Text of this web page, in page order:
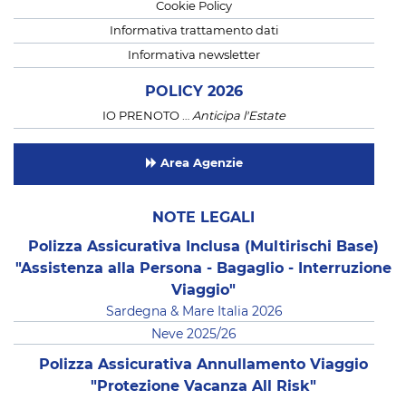
Cookie Policy
Informativa trattamento dati
Informativa newsletter
POLICY 2026
IO PRENOTO … Anticipa l'Estate
Area Agenzie
NOTE LEGALI
Polizza Assicurativa Inclusa (Multirischi Base)
"Assistenza alla Persona - Bagaglio - Interruzione
Viaggio"
Sardegna & Mare Italia 2026
Neve 2025/26
Polizza Assicurativa Annullamento Viaggio
"Protezione Vacanza All Risk"